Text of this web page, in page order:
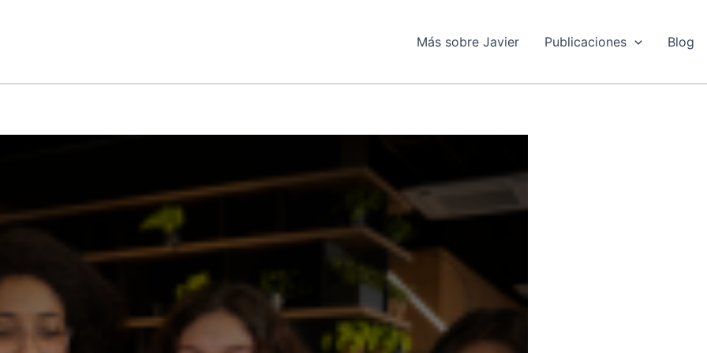
Más sobre Javier Publicaciones Blog